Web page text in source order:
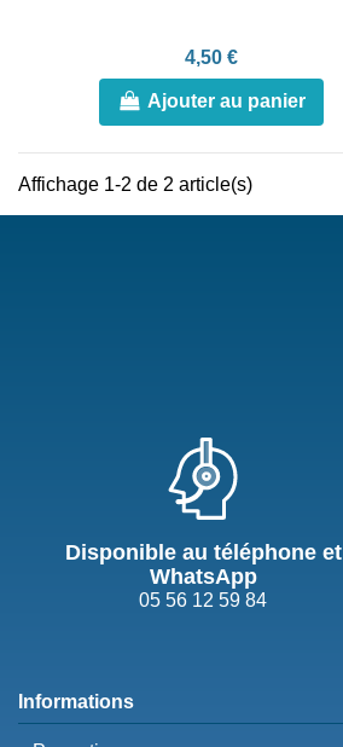
4,50 €
Ajouter au panier
Affichage 1-2 de 2 article(s)
Disponible au téléphone et
WhatsApp
05 56 12 59 84
Informations